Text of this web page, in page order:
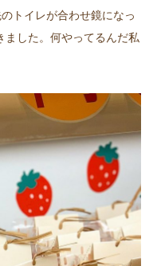
トイレが合わせ鏡になっ
ました。何やってるんだ私